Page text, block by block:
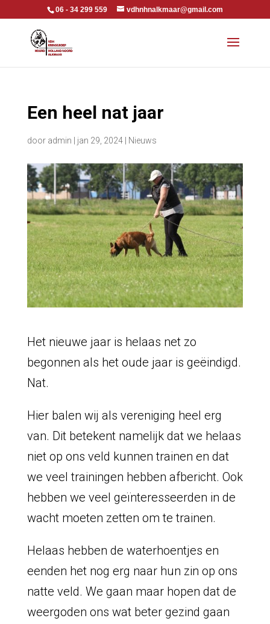
06 - 34 299 559 vdhnhnalkmaar@gmail.com
Een heel nat jaar
door admin jan 29, 2024| Nieuws
Het nieuwe jaar is helaas net zo
begonnen als het oude jaar is geëindigd.
Nat.
Hier balen wij als vereniging heel erg
van. Dit betekent namelijk dat we helaas
niet op ons veld kunnen trainen en dat
we veel trainingen hebben afbericht. Ook
hebben we veel geïnteresseerden in de
wacht moeten zetten om te trainen.
Helaas hebben de waterhoentjes en
eenden het nog erg naar hun zin op ons
natte veld. We gaan maar hopen dat de
weergoden ons wat beter gezind gaan